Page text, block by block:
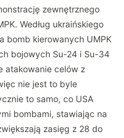
zewnętrznego
Według ukraińskiego
bomb kierowanych UMPK
bojowych Su-24 i Su-34
atakowanie celów z
nie jest to byle
to samo, co USA
bombami, stawiając na
zasięg z 28 do